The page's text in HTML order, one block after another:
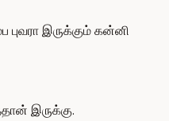
இருக்கும் கன்னி
இருக்கு.